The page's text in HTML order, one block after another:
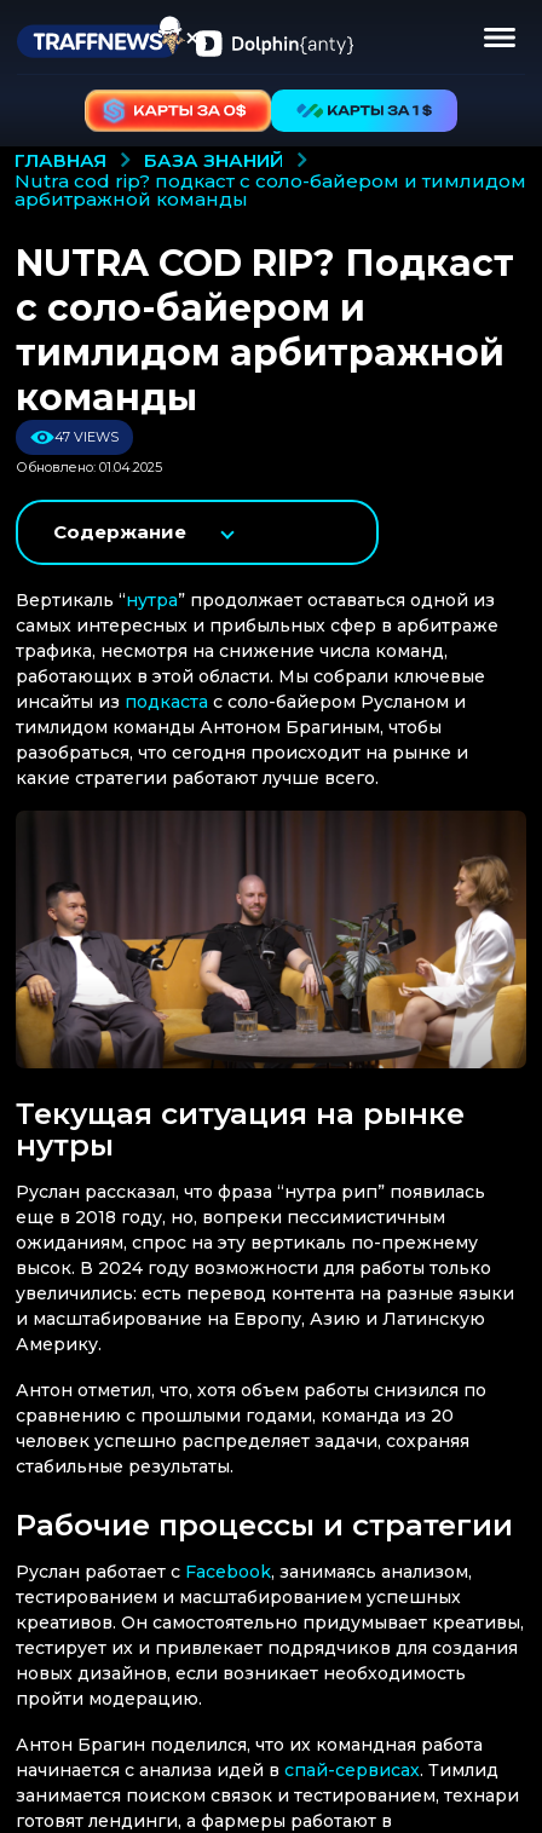
ГЛАВНАЯ
БАЗА ЗНАНИЙ
nutra cod rip? подкаст с соло-байером и тимлидом
арбитражной команды
NUTRA COD RIP? Подкаст
с соло-байером и
тимлидом арбитражной
команды
47 VIEWS
Обновлено: 01.04.2025
Содержание
Вертикаль “нутра” продолжает оставаться одной из
самых интересных и прибыльных сфер в арбитраже
трафика, несмотря на снижение числа команд,
работающих в этой области. Мы собрали ключевые
инсайты из подкаста с соло-байером Русланом и
тимлидом команды Антоном Брагиным, чтобы
разобраться, что сегодня происходит на рынке и
какие стратегии работают лучше всего.
Текущая ситуация на рынке
нутры
Руслан рассказал, что фраза “нутра рип” появилась
еще в 2018 году, но, вопреки пессимистичным
ожиданиям, спрос на эту вертикаль по-прежнему
высок. В 2024 году возможности для работы только
увеличились: есть перевод контента на разные языки
и масштабирование на Европу, Азию и Латинскую
Америку.
Антон отметил, что, хотя объем работы снизился по
сравнению с прошлыми годами, команда из 20
человек успешно распределяет задачи, сохраняя
стабильные результаты.
Рабочие процессы и стратегии
Руслан работает с Facebook, занимаясь анализом,
тестированием и масштабированием успешных
креативов. Он самостоятельно придумывает креативы,
тестирует их и привлекает подрядчиков для создания
новых дизайнов, если возникает необходимость
пройти модерацию.
Антон Брагин поделился, что их командная работа
начинается с анализа идей в спай-сервисах. Тимлид
занимается поиском связок и тестированием, технари
готовят лендинги, а фармеры работают в